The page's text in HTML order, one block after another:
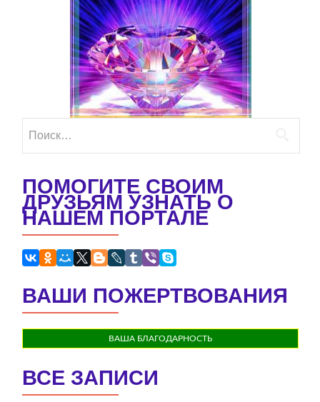
ПОМОГИТЕ СВОИМ
ДРУЗЬЯМ УЗНАТЬ О
НАШЕМ ПОРТАЛЕ
ВАШИ ПОЖЕРТВОВАНИЯ
ВАША БЛАГОДАРНОСТЬ
ВСЕ ЗАПИСИ